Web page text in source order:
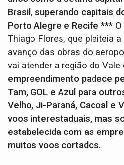
Brasil, superando capitais
Porto Alegre e Recife*** O
Thiago Flores, que pleiteia
avanço das obras do
vai atender a região do
empreendimento padece
Tam, GOL e Azul para
Velho, Ji-Paraná, Cacoal e
voos interestaduais, mas
estabelecida com as
muitos voos cortados.